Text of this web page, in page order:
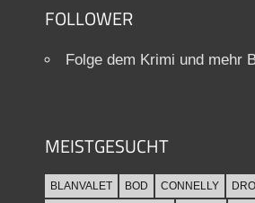
FOLLOWER
Folge dem Krimi und mehr
MEISTGESUCHT
BLANVALET BOD CONNELLY